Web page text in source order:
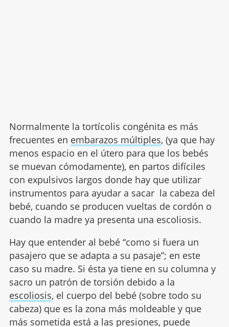
Normalmente la tortícolis congénita es más
frecuentes en embarazos múltiples, (ya que hay
menos espacio en el útero para que los bebés
se muevan cómodamente), en partos difíciles
con expulsivos largos donde hay que utilizar
instrumentos para ayudar a sacar la cabeza del
bebé, cuando se producen vueltas de cordón o
cuando la madre ya presenta una escoliosis.
Hay que entender al bebé “como si fuera un
pasajero que se adapta a su pasaje”; en este
caso su madre. Si ésta ya tiene en su columna y
sacro un patrón de torsión debido a la
escoliosis, el cuerpo del bebé (sobre todo su
cabeza) que es la zona más moldeable y que
más sometida está a las presiones, puede